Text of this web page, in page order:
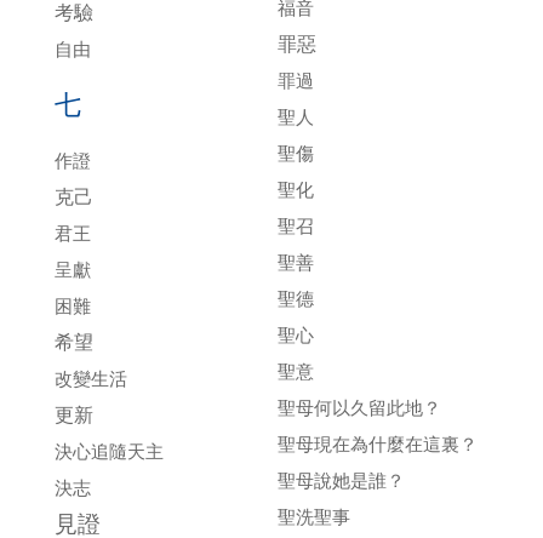
考驗
自由
七
作證
克己
君王
呈獻
困難
希望
改變生活
更新
決心追隨天主
決志
見證
福音
罪惡
罪過
聖人
聖傷
聖化
聖召
聖善
聖德
聖心
聖意
聖母何以久留此地？
聖母現在為什麼在這裏？
聖母說她是誰？
聖洗聖事